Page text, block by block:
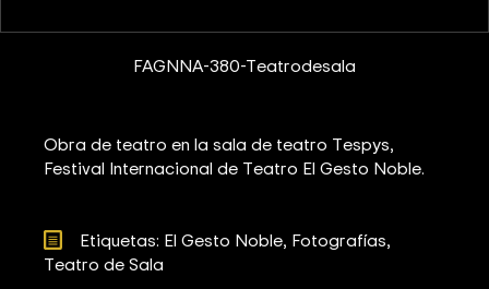
FAGNNA-380-Teatrodesala
Obra de teatro en la sala de teatro Tespys,
Festival Internacional de Teatro El Gesto Noble.
Etiquetas: El Gesto Noble Fotografías
Teatro de Sala